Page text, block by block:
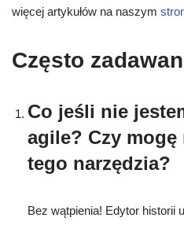
więcej artykułów na naszym
Często
Co jeśli nie
agile? Czy mogę
tego narzędzia?
Bez wątpienia! Edytor historii